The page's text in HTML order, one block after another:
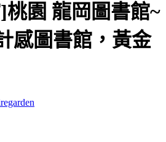
園 龍岡圖書館~
感圖書館，黃金